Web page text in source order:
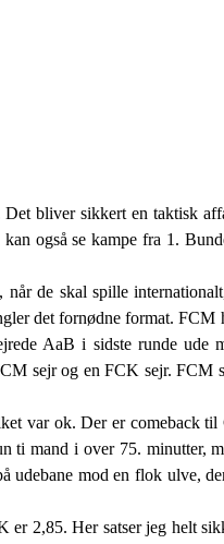
bliver sikkert en taktisk
også se kampe fra 1.
de skal spille
det fornødne format. FCM
AaB i sidste runde
sejr og en FCK sejr. FCM
var ok. Der er comeback
ti mand i over 75. minutter,
udebane mod en flok ulve,
2,85. Her satser jeg helt